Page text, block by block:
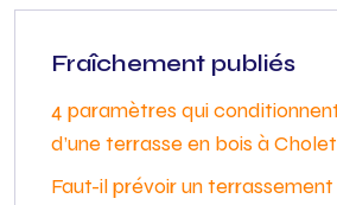
Fraîchement publiés
4 paramètres qui
d’une terrasse en bois à Cholet
Faut-il prévoir un